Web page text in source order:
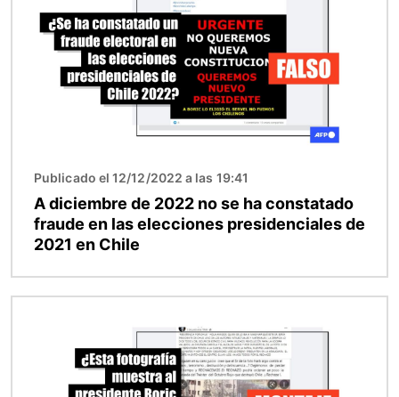
Publicado el 12/12/2022 a las 19:41
A diciembre de 2022 no se ha constatado
fraude en las elecciones presidenciales de
2021 en Chile